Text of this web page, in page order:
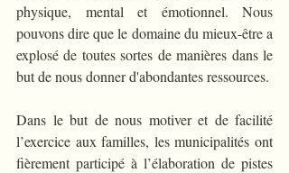
physique, mental et émotionnel. Nous
pouvons dire que le domaine du mieux-être a
explosé de toutes sortes de manières dans le
but de nous donner d'abondantes ressources.
Dans le but de nous motiver et de facilité
l’exercice aux familles, les municipalités ont
fièrement participé à l’élaboration de pistes